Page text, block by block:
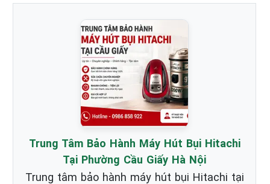
Trung Tâm Bảo Hành Máy Hút Bụi Hitachi
Tại Phường Cầu Giấy Hà Nội
Trung tâm bảo hành máy hút bụi Hitachi tại